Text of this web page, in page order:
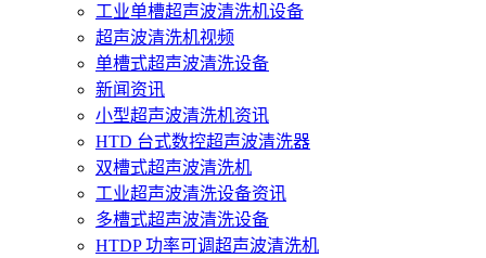
工业单槽超声波清洗机设备
超声波清洗机视频
单槽式超声波清洗设备
新闻资讯
小型超声波清洗机资讯
HTD 台式数控超声波清洗器
双槽式超声波清洗机
工业超声波清洗设备资讯
多槽式超声波清洗设备
HTDP 功率可调超声波清洗机